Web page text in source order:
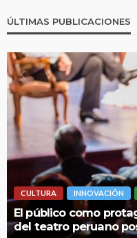
ÚLTIMAS PUBLICACIONES
LIMA
UNMSM:
educación